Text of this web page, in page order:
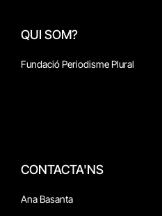
QUI SOM?
Fundació Periodisme Plural
CONTACTA'NS
Ana Basanta